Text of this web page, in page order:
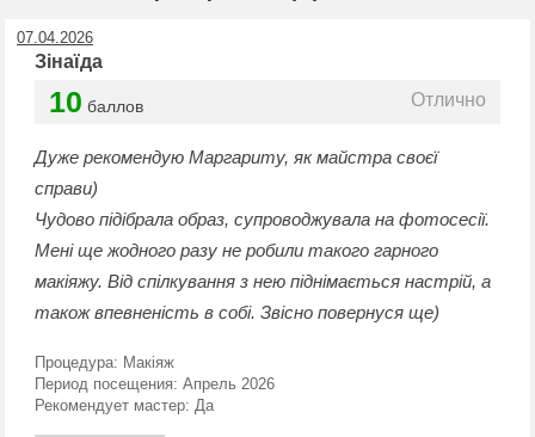
07.04.2026
Зінаїда
10 баллов Отлично
Дуже рекомендую Маргариту, як майстра своєї
справи)
Чудово підібрала образ, супроводжувала на фотосесії.
Мені ще жодного разу не робили такого гарного
макіяжу. Від спілкування з нею піднімається настрій, а
також впевненість в собі. Звісно повернуся ще)
Процедура: Макіяж
Период посещения: Апрель 2026
Рекомендует мастер: Да